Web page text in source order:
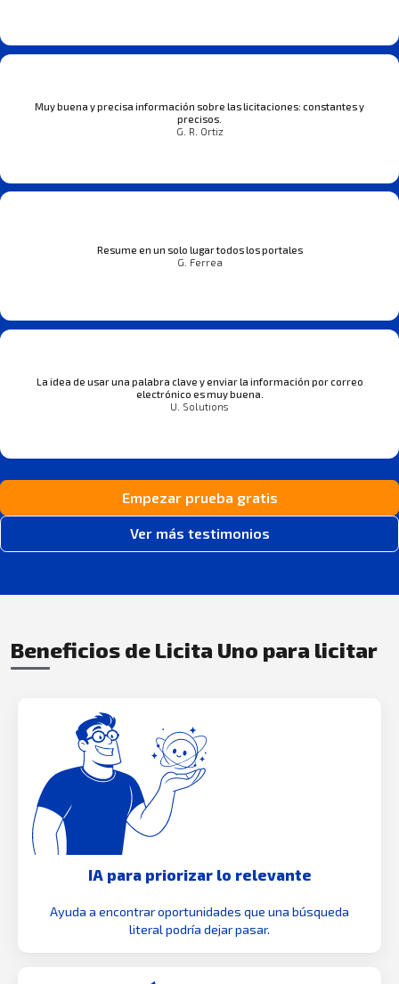
Muy buena y precisa información sobre las licitaciones: constantes y
precisos.
G. R. Ortiz
Resume en un solo lugar todos los portales
G. Ferrea
La idea de usar una palabra clave y enviar la información por correo
electrónico es muy buena.
U. Solutions
Empezar prueba gratis
Ver más testimonios
Beneficios de Licita Uno para licitar
IA para priorizar lo relevante
Ayuda a encontrar oportunidades que una búsqueda
literal podría dejar pasar.